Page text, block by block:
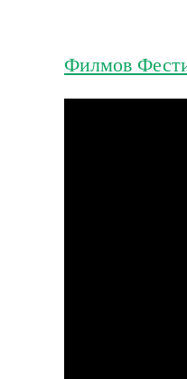
Филмов